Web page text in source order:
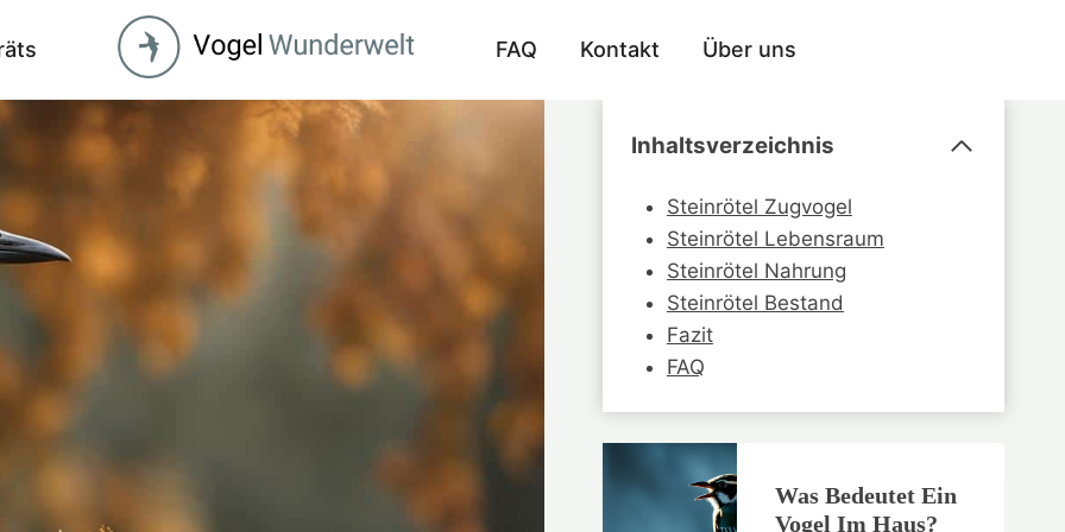
FAQ Kontakt Über uns
Inhaltsverzeichnis
Steinrötel Zugvogel
Steinrötel Lebensraum
Steinrötel Nahrung
Steinrötel Bestand
Fazit
FAQ
Was Bedeutet Ein
Vogel Im Haus?